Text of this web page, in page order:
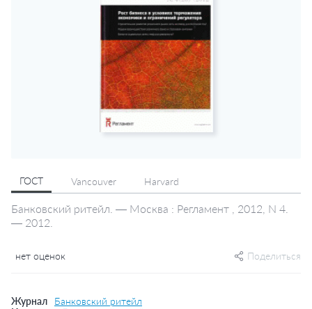
ГОСТ Vancouver Harvard
Банковский ритейл. — Москва : Регламент , 2012, N 4.
— 2012.
нет оценок Поделиться
Журнал
Банковский ритейл